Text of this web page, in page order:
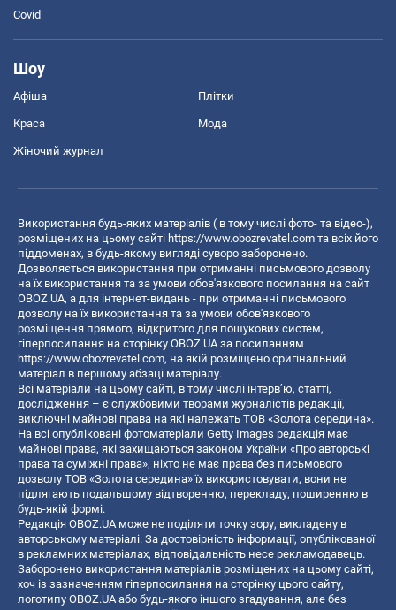
Covid
Шоу
Афіша Плітки
Краса Мода
Жіночий журнал
Використання будь-яких матеріалів ( в тому числі фото- та відео-),
розміщених на цьому сайті https://www.obozrevatel.com та всіх його
піддоменах, в будь-якому вигляді суворо заборонено.
Дозволяється використання при отриманні письмового дозволу
на їх використання та за умови обов'язкового посилання на сайт
OBOZ.UA, а для інтернет-видань - при отриманні письмового
дозволу на їх використання та за умови обов'язкового
розміщення прямого, відкритого для пошукових систем,
гіперпосилання на сторінку OBOZ.UA за посиланням
https://www.obozrevatel.com, на якій розміщено оригінальний
матеріал в першому абзаці матеріалу.
Всі матеріали на цьому сайті, в тому числі інтерв’ю, статті,
дослідження – є службовими творами журналістів редакції,
виключні майнові права на які належать ТОВ «Золота середина».
На всі опубліковані фотоматеріали Getty Images редакція має
майнові права, які захищаються законом України «Про авторські
права та суміжні права», ніхто не має права без письмового
дозволу ТОВ «Золота середина» їх використовувати, вони не
підлягають подальшому відтворенню, перекладу, поширенню в
будь-якій формі.
Редакція OBOZ.UA може не поділяти точку зору, викладену в
авторському матеріалі. За достовірність інформації, опублікованої
в рекламних матеріалах, відповідальність несе рекламодавець.
Заборонено використання матеріалів розміщених на цьому сайті,
хоч із зазначенням гіперпосилання на сторінку цього сайту,
логотипу OBOZ.UA або будь-якого іншого згадування, але без